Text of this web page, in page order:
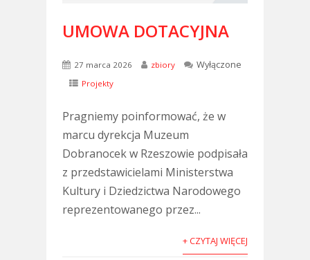
UMOWA DOTACYJNA
27 marca 2026 zbiory Wyłączone
Projekty
Pragniemy poinformować, że w
marcu dyrekcja Muzeum
Dobranocek w Rzeszowie podpisała
z przedstawicielami Ministerstwa
Kultury i Dziedzictwa Narodowego
reprezentowanego przez...
+ CZYTAJ WIĘCEJ